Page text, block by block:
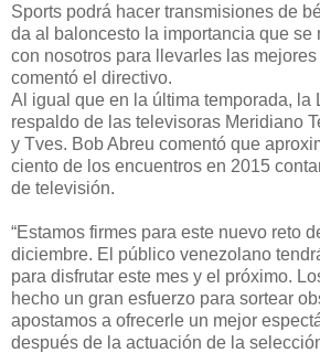
Sports podrá hacer transmisiones de
da al baloncesto la importancia que se
con nosotros para llevarles las mejores
comentó el directivo.
Al igual que en la última temporada, la
respaldo de las televisoras Meridiano
y Tves. Bob Abreu comentó que
ciento de los encuentros en 2015
de televisión.
“Estamos firmes para este nuevo reto
diciembre. El público venezolano
para disfrutar este mes y el próximo.
hecho un gran esfuerzo para sortear
apostamos a ofrecerle un mejor
después de la actuación de la